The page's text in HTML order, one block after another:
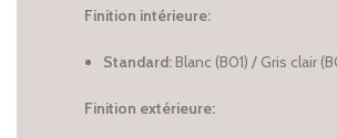
Finition intérieure:
Standard:Blanc (B01) / Gris clair
Finition extérieure: